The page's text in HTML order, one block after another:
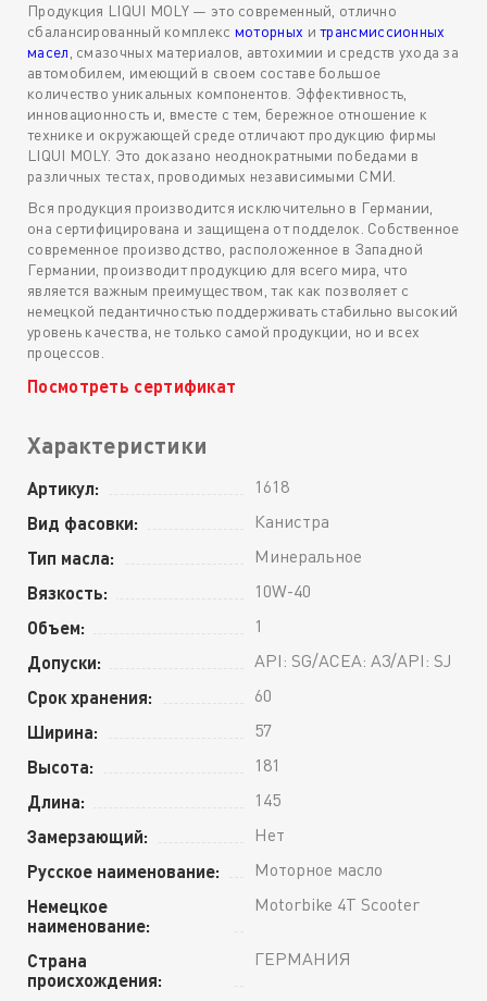
Продукция LIQUI MOLY — это современный, отлично
сбалансированный комплекс моторных итрансмиссионных
масел , смазочных материалов, автохимии и средств ухода за
автомобилем, имеющий в своем составе большое
количество уникальных компонентов. Эффективность,
инновационность и, вместе с тем, бережное отношение к
технике и окружающей среде отличают продукцию фирмы
LIQUI MOLY. Это доказано неоднократными победами в
различных тестах, проводимых независимыми СМИ.
Вся продукция производится исключительно в Германии,
она сертифицирована и защищена от подделок. Собственное
современное производство, расположенное в Западной
Германии, производит продукцию для всего мира, что
является важным преимуществом, так как позволяет с
немецкой педантичностью поддерживать стабильно высокий
уровень качества, не только самой продукции, но и всех
процессов.
Посмотреть сертификат
Характеристики
Артикул: 1618
Вид фасовки: Канистра
Тип масла: Минеральное
Вязкость: 10W-40
Объем: 1
Допуски: API: SG/ACEA: A3/API: SJ
Срок хранения: 60
Ширина: 57
Высота: 181
Длина: 145
Замерзающий: Нет
Русское наименование: Моторное масло
Немецкое
наименование:
Motorbike 4T Scooter
Страна
происхождения:
ГЕРМАНИЯ